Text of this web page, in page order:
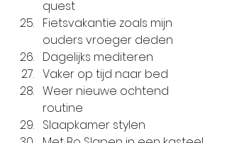
quest
Fietsvakantie zoals mijn
ouders vroeger deden
Dagelijks mediteren
Vaker op tijd naar bed
Weer nieuwe ochtend
routine
Slaapkamer stylen